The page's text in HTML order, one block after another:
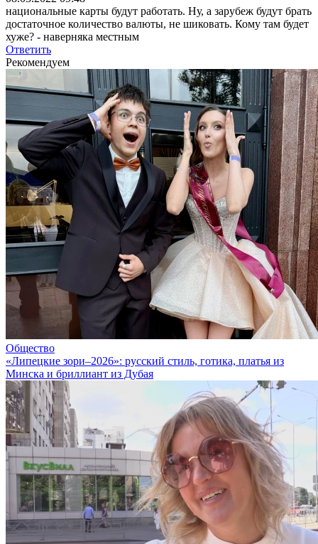
национальные карты будут работать. Ну, а зарубеж будут брать
достаточное количество валюты, не шиковать. Кому там будет
хуже? - наверняка местным
Ответить
Рекомендуем
Общество
«Липецкие зори–2026»: русский стиль, готика, платья из
Минска и бриллиант из Дубая